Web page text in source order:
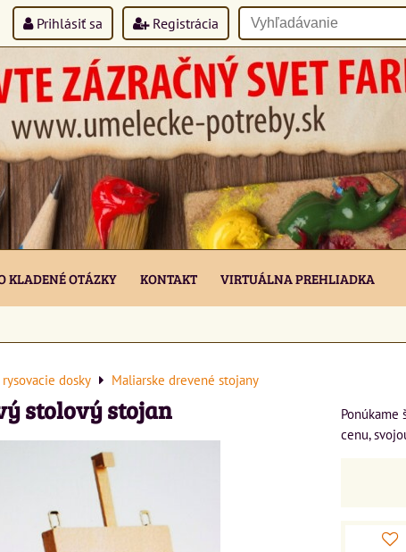
Prihlásiť sa Registrácia
KLADENÉ OTÁZKY KONTAKT VIRTUÁLNA PREHLIADKA
dosky Maliarske drevené stojany
stolový stojan
Ponúkame
cenu,